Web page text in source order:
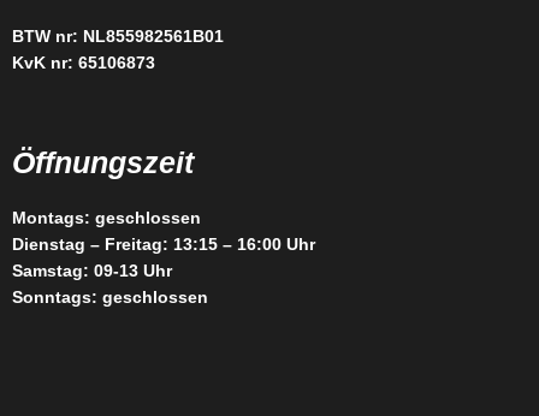
BTW nr: NL855982561B01
KvK nr: 65106873
Öffnungszeit
Montags: geschlossen
Dienstag – Freitag: 13:15 – 16:00 Uhr
Samstag: 09-13 Uhr
Sonntags: geschlossen